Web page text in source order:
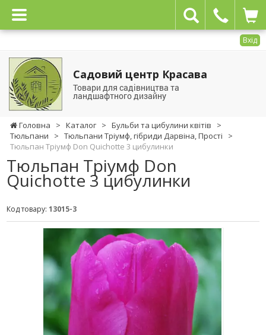
Вхід
Садовий центр Красава
Товари для садівництва та
ландшафтного дизайну
Головна > Каталог > Бульби та цибулини квітів
>
Тюльпани
> Тюльпани Тріумф, гібриди Дарвіна, Прості
>
Тюльпан Тріумф Don Quichotte 3 цибулинки
Тюльпан Тріумф Don
Quichotte 3 цибулинки
Код товару: 13015-3